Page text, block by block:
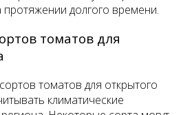
протяжении долгого времени.
томатов для
томатов для открытого
климатические